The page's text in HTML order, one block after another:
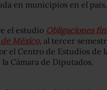
en municipios en el país.
el estudio Obligaciones
México, al tercer
el Centro de Estudios de
Cámara de Diputados.